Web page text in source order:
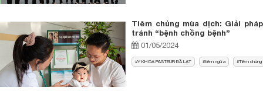
Tiêm chủng mùa dịch: Giải pháp
tránh “bệnh chồng bệnh”
01/05/2024
Y KHOA PASTEUR ĐẦ LẠT tiêm ngừa Tiêm chủng